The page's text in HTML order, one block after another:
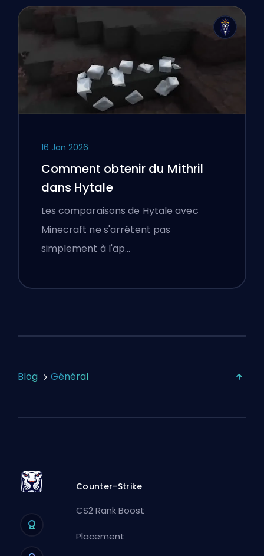
16 Jan 2026
Comment obtenir du Mithril
dans Hytale
Les comparaisons de Hytale avec
Minecraft ne s'arrêtent pas
simplement à l'ap…
Blog Général
Counter-Strike
CS2 Rank Boost
Placement